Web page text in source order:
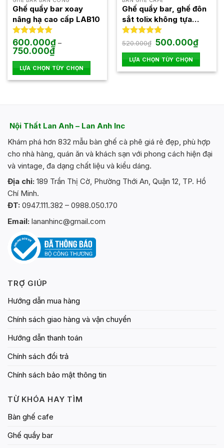
được
chọn
trên
phẩm
Ghế quầy bar xoay
nâng hạ cao cấp LAB10
Được xếp
hạng 5.00
600.000₫ –
750.000₫Khoảng
giá:
từ
600.000₫
đến
750.000₫
LỰA CHỌN TÙY CHỌN
Sản
nhiều
biến
thể.
Các
tùy
có
thể
được
trên
trang
sản
phẩm
Ghế quầy bar, ghế đôn
sắt tolix không tựa
nhập khẩu siêu bền
1520-75
Được xếp
5.00
5 sao
520.000₫ Giá
gốc
là:
520.000₫.
500.000₫Giá
hiện
tại
là:
LỰA CHỌN TÙY CHỌN
Sản
biến
Các
tùy
chọn
thể
Nội Thất Lan Anh – Lan Anh Inc
Khám phá hơn 832 mẫu bàn ghế cà phê giá rẻ đẹp, phù hợp
cho nhà hàng, quán ăn và khách sạn với phong cách hiện đại
và vintage, đa dạng chất liệu và kiểu dáng.
Địa chỉ: 189 Trần Thị Cờ, Phường Thới An, Quận 12, TP. Hồ
Chí Minh.
ĐT: 0947.111.382 – 0988.050.170
Email: lananhinc@gmail.com
TRỢ GIÚP
Hướng dẫn mua hàng
Chính sách giao hàng và vận chuyển
Hướng dẫn thanh toán
Chính sách đổi trả
Chính sách bảo mật thông tin
TỪ KHÓA HAY TÌM
Bàn ghế cafe
Ghế quầy bar